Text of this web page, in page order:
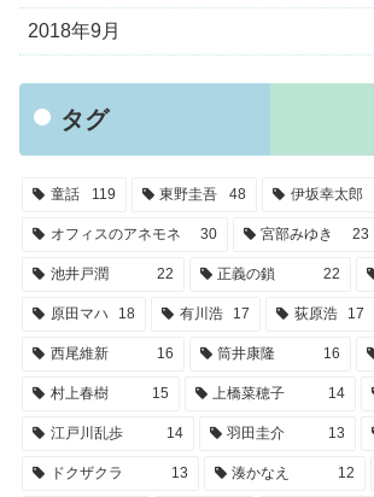
2018年9月
タグ
童話 119 東野圭吾 48 伊坂幸太郎
オフィスのアネモネ 30 宮部みゆき 23
池井戸潤 22 正義の鎖 22
原田マハ 18 有川浩 17 荻原浩 17
西尾維新 16 筒井康隆 16
村上春樹 15 上橋菜穂子 14
江戸川乱歩 14 羽田圭介 13
ドクザクラ 13 湊かなえ 12